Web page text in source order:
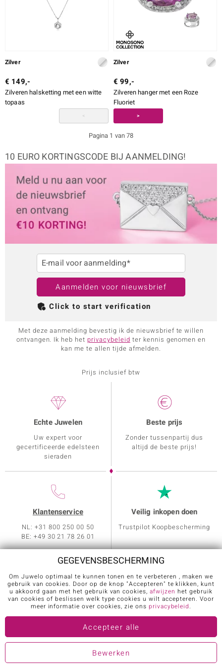
Zilver
€ 149,-
Zilveren halsketting met een witte
topaas
Zilver
€ 99,-
Zilveren hanger met een Roze
Fluoriet
< >
Pagina 1 van 78
10 EURO KORTINGSCODE BIJ AANMELDING!
E-mail voor aanmelding*
Aanmelden voor nieuwsbrief
Click to start verification
Met deze aanmelding bevestig ik de nieuwsbrief te willen
ontvangen. Ik heb het privacybeleid ter kennis genomen en
kan me te allen tijde afmelden.
Prijs inclusief btw
Echte Juwelen
Uw expert voor
gecertificeerde edelsteen
sieraden
Beste prijs
Zonder tussenpartij dus
altijd de beste prijs!
Klantenservice
NL: +31 800 250 00 50
BE: +49 30 21 78 26 01
Veilig inkopen doen
Trustpilot Koopbescherming
Klantenservice
Deelname winspelen
Over Juwelo
Sieradenprogramma
GEGEVENSBESCHERMING
Om Juwelo optimaal te kunnen tonen en te verbeteren , maken we
gebruik van cookies. Door op de knop "Accepteren" te klikken, kunt
u akkoord gaan met het gebruik van cookies,afwijzen het gebruik
van cookies of beslissen welk type cookies u wilt accepteren. Voor
meer informatie over cookies, zie ons privacybeleid.
Accepteer alle
Bewerken